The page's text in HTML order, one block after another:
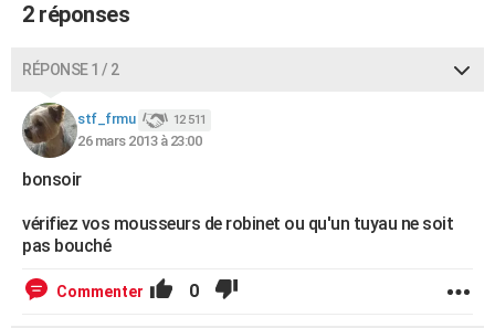
BONS PLANS
CARTE DE VOEUX
Carte de Noël
Carte Bonne année
Carte Saint-Valentin
Carte Pâques
Carte d'anniversaire
DICTIONNAIRE
Dictionnaire
Biographies
Citations
Expressions
Proverbes
S'inscrire
Se connecter
Lycées
Collèges
Primaires
Universités
Entreprises
Service militaire
Avis de recherche
AVIS DE DÉCÈS
FORUM
2 réponses
RÉPONSE 1 / 2
stf_frmu 12 511
26 mars 2013 à 23:00
bonsoir
vérifiez vos mousseurs de robinet ou qu'un tuyau ne soit
pas bouché
Commenter 0